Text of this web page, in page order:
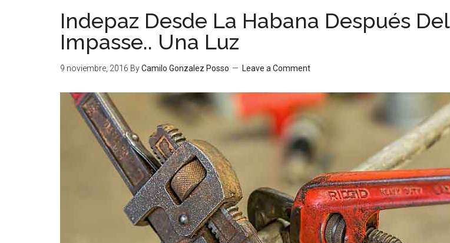
Indepaz Desde La Habana Después Del
Impasse.. Una Luz
9 noviembre, 2016 ByCamilo Gonzalez Posso Leave a Comment